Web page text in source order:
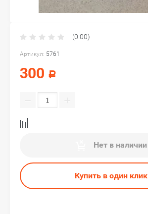
(0.00)
Артикул: 5761
300 Р
Нет в наличии
Купить в один клик